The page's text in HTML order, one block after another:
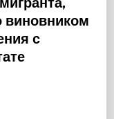
виновником
с